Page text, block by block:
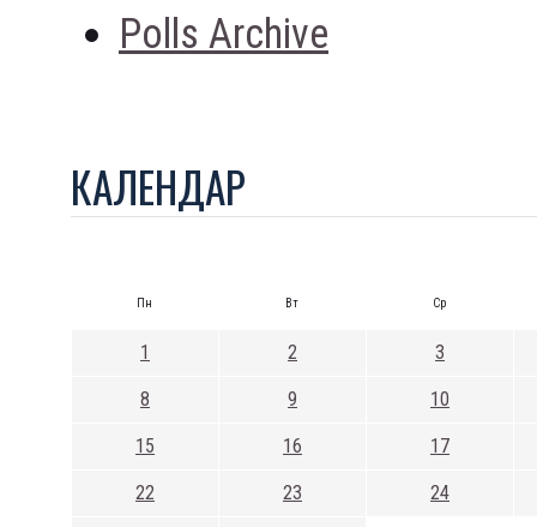
Polls Archive
КАЛЕНДАР
Пн Вт Ср
1 2 3
8 9 10
15 16 17
22 23 24